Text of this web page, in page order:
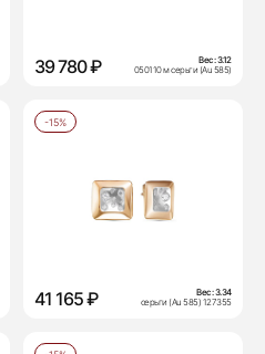
39 780 ₽ Вес:3.12
050110 м серьги (Au 585)
-15%
41 165 ₽ Вес:3.34
серьги (Au 585) 127355